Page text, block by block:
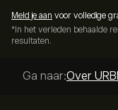
Meld je aan voor volledige
*In het verleden behaalde
resultaten.
Ga naar:Over